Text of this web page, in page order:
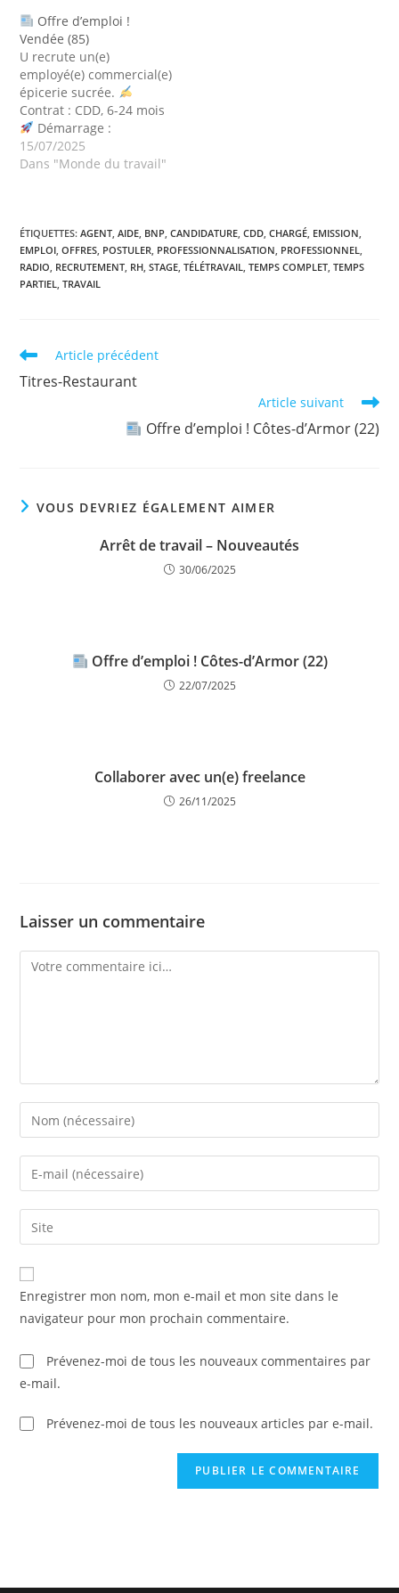
Seine (92)
Poste à
pouvoir à partir de
septembre 2025 Pour
plus d'infos et postuler
cliquer ici !
Abonnez-
vous à la newsletter…
Offre d’emploi !
Vendée (85)
U recrute un(e)
employé(e) commercial(e)
épicerie sucrée.
Contrat : CDD, 6-24 mois
Démarrage :
25/08/2025
Châtaigneraie (85) Pour
toutes les actualités.
Pour s’abonner à la
newsletter : Saisissez
votre adresse mail sur…
15/07/2025
Dans "Monde du travail"
ÉTIQUETTES:AGENT, AIDE, BNP, CANDIDATURE, CDD, CHARGÉ, EMISSION,
EMPLOI, OFFRES, POSTULER, PROFESSIONNALISATION, PROFESSIONNEL,
RADIO, RECRUTEMENT, RH, STAGE, TÉLÉTRAVAIL, TEMPS COMPLET, TEMPS
PARTIEL, TRAVAIL
Article précédent
Titres-Restaurant
Article suivant
Offre d’emploi ! Côtes-d’Armor (22)
VOUS DEVRIEZ ÉGALEMENT AIMER
Arrêt de travail – Nouveautés
30/06/2025
Offre d’emploi ! Côtes-d’Armor (22)
22/07/2025
Collaborer avec un(e) freelance
26/11/2025
Laisser un commentaire
Enregistrer mon nom, mon e-mail et mon site dans le
navigateur pour mon prochain commentaire.
Prévenez-moi de tous les nouveaux commentaires par
e-mail.
Prévenez-moi de tous les nouveaux articles par e-mail.